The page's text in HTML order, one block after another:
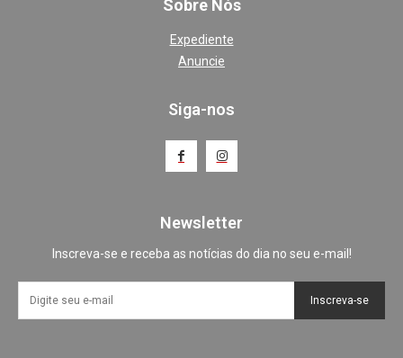
Sobre Nós
Expediente
Anuncie
Siga-nos
Newsletter
Inscreva-se e receba as notícias do dia no seu e-mail!
Inscreva-se